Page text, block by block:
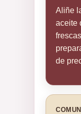
Aliñe
aceite
de